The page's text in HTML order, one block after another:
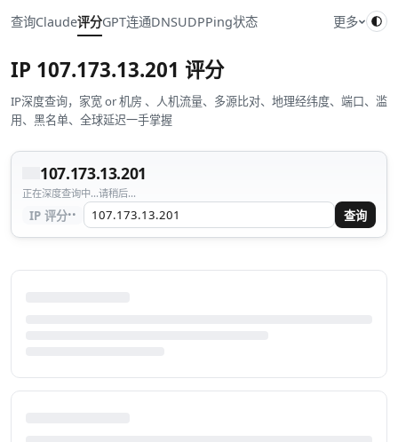
查询Claude评分GPT连通DNSUDPPing状态 更多
IP 107.173.13.201 评分
IP深度查询，家宽 or 机房 、人机流量、多源比对、地理经纬度、端口、滥
用、黑名单、全球延迟一手掌握
107.173.13.201
正在深度查询中...请稍后...
IP 评分·· 查询